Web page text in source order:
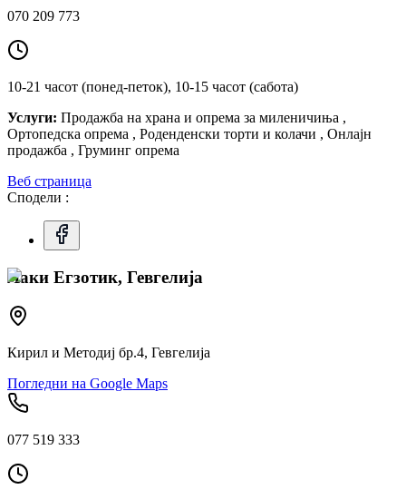
070 209 773
10-21 часот (понед-петок), 10-15 часот (сабота)
Услуги: Продажба на храна и опрема за миленичиња ,
Ортопедска опрема , Роденденски торти и колачи , Онлајн
продажба , Груминг опрема
Веб страница
Сподели :
Лаки Егзотик, Гевгелија
Кирил и Методиј бр.4, Гевгелија
Погледни на Google Maps
077 519 333